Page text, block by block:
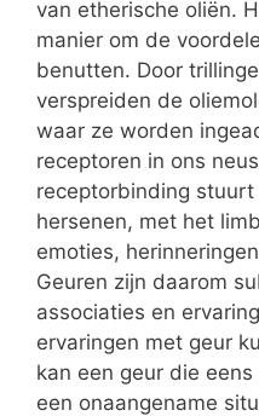
van etherische oliën.
manier om de
benutten. Door
verspreiden de
waar ze worden
receptoren in ons
receptorbinding
hersenen, met het
emoties,
Geuren zijn daarom
associaties en
ervaringen met geur
kan een geur die
een onaangename